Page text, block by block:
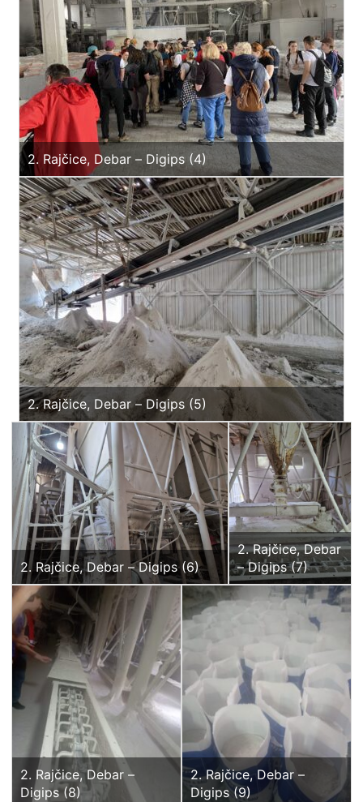
2. Rajčice, Debar – Digips (4)
2. Rajčice, Debar – Digips (5)
2. Rajčice, Debar – Digips (6)
2. Rajčice, Debar
– Digips (7)
2. Rajčice, Debar –
Digips (8)
2. Rajčice, Debar –
Digips (9)